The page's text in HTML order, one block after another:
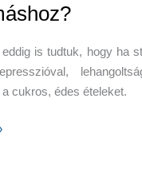
is tudtuk, hogy ha
cukros, édes ételeket.